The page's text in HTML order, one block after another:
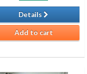
Details
Add to cart